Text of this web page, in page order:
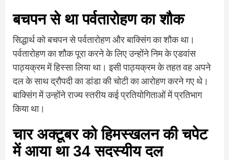
बचपन से था पर्वतारोहण का शौक
सिद्धार्थ को बचपन से पर्वतारोहण और बाक्सिंग का शौक था।
पर्वतारोहण का शौक पूरा करने के लिए उन्होंने निम के एडवांस
पाठ्यक्रम में हिस्सा लिया था। इसी पाठ्यक्रम के तहत वह अपने
दल के साथ द्रौपदी का डांडा की चोटी का आरोहण करने गए थे।
बाक्सिंग में उन्होंने राज्य स्तरीय कई प्रतियोगिताओं में प्रतिभाग
किया था।
चार अक्टूबर को हिमस्खलन की चपेट
में आया था 34 सदस्यीय दल